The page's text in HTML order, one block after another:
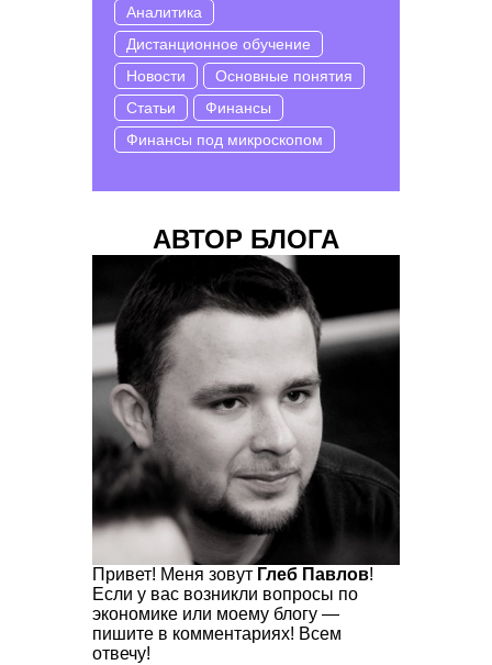
Аналитика
Дистанционное обучение
Новости
Основные понятия
Статьи
Финансы
Финансы под микроскопом
АВТОР БЛОГА
Привет! Меня зовут Глеб Павлов!
Если у вас возникли вопросы по
экономике или моему блогу —
пишите в комментариях! Всем
отвечу!